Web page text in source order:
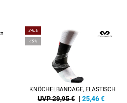
SALE
-15%
KNÖCHELBANDAGE, ELASTISCH
UVP 29,95 € | 25,46€